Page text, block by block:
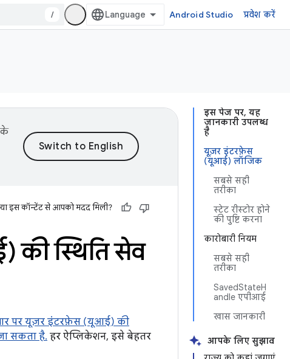
/ Android Studio प्रवेश करें
इस पेज पर, यह
जानकारी उपलब्ध
है
यूज़र इंटरफ़ेस
(यूआई) लॉजिक
सबसे सही
तरीका
स्टेट रीस्टोर होने
की पुष्टि करना
कारोबारी नियम
सबसे सही
तरीका
SavedStateH
andle एपीआई
खास जानकारी
आपके लिए सुझाव
के
इस कॉन्टेंट से आपको मदद मिली?
स्थिति सेव
पर यूज़र इंटरफ़ेस (यूआई) की
सकता है. हर ऐप्लिकेशन, इसे बेहतर